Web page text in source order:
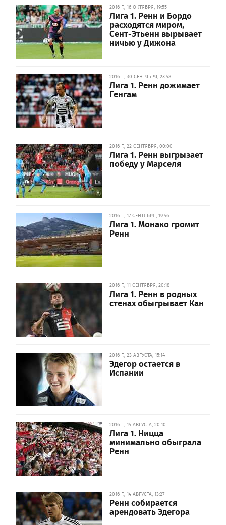
2016 Г., 16 ОКТЯБРЯ, 19:55
Лига 1. Ренн и Бордо
расходятся миром,
Сент-Этьенн вырывает
ничью у Дижона
2016 Г., 30 СЕНТЯБРЯ, 23:48
Лига 1. Ренн дожимает
Генгам
2016 Г., 22 СЕНТЯБРЯ, 00:00
Лига 1. Ренн выгрызает
победу у Марселя
2016 Г., 17 СЕНТЯБРЯ, 19:46
Лига 1. Монако громит
Ренн
2016 Г., 11 СЕНТЯБРЯ, 20:18
Лига 1. Ренн в родных
стенах обыгрывает Кан
2016 Г., 23 АВГУСТА, 15:14
Эдегор остается в
Испании
2016 Г., 14 АВГУСТА, 20:10
Лига 1. Ницца
минимально обыграла
Ренн
2016 Г., 14 АВГУСТА, 13:27
Ренн собирается
арендовать Эдегора